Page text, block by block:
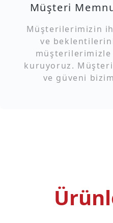
Müşteri
Müşterilerimizin
ve
müşterilerimizle
kuruyoruz.
ve güveni